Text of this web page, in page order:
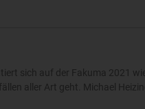
sich auf der Fakuma 2021
aller Art geht. Michael